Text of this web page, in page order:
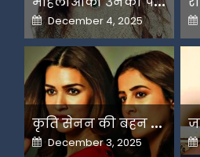
Posted
on
December 4, 2025
क
ृति सेनन की बहन नूपुर अगले महीने करेंगी डेस्टिनेशन मैरिज
Posted
on
December 3, 2025